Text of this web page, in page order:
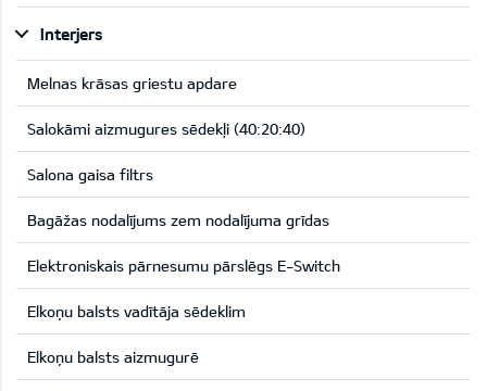
Interjers
Melnas krāsas griestu apdare
Salokāmi aizmugures sēdekļi (40:20:40)
Salona gaisa filtrs
Bagāžas nodalījums zem nodalījuma grīdas
Elektroniskais pārnesumu pārslēgs E-Switch
Elkoņu balsts vadītāja sēdeklim
Elkoņu balsts aizmugurē